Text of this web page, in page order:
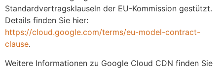
Standardvertragsklauseln der EU-Kommission gestützt.
Details finden Sie hier:
https://cloud.google.com/terms/eu-model-contract-
clause.
Weitere Informationen zu Google Cloud CDN finden Sie